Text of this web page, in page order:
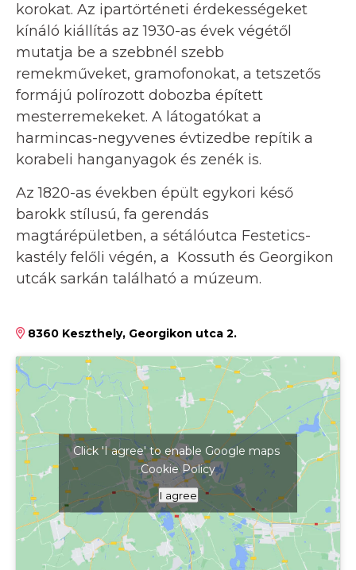
korokat. Az ipartörténeti érdekességeket
kínáló kiállítás az 1930-as évek végétől
mutatja be a szebbnél szebb
remekműveket, gramofonokat, a tetszetős
formájú polírozott dobozba épített
mesterremekeket. A látogatókat a
harmincas-negyvenes évtizedbe repítik a
korabeli hanganyagok és zenék is.
Az 1820-as években épült egykori késő
barokk stílusú, fa gerendás
magtárépületben, a sétálóutca Festetics-
kastély felőli végén, a Kossuth és Georgikon
utcák sarkán található a múzeum.
8360 Keszthely, Georgikon utca 2.
Kattints ide a térkép megjelenítéséhez
Click 'I agree' to enable Google maps
Cookie Policy
I agree